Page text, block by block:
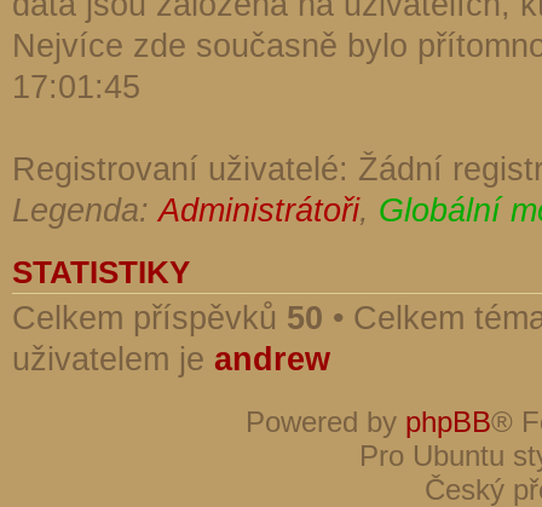
Nejvíce zde současně bylo
17:01:45
Registrovaní uživatelé: Žádní
Legenda:Administrátoři, Globální
STATISTIKY
Celkem příspěvků 50 • Celkem
uživatelem je andrew
Powered by phpBB®
Pro Ubuntu
Český